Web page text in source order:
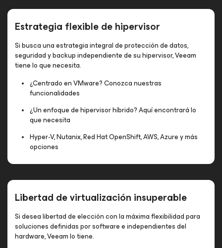
Estrategia flexible de hipervisor
Si busca una estrategia integral de protección de datos,
seguridad y backup independiente de su hipervisor, Veeam
tiene lo que necesita.
¿Centrado en VMware? Conozca nuestras
funcionalidades
¿Un enfoque de hipervisor híbrido? Aquí encontrará lo
que necesita
Hyper-V, Nutanix, Red Hat OpenShift, AWS, Azure y más
opciones
Libertad de virtualización insuperable
Si desea libertad de elección con la máxima flexibilidad para
soluciones definidas por software e independientes del
hardware, Veeam lo tiene.